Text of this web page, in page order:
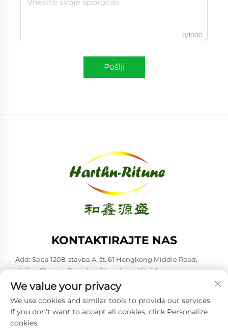
0/1000
Pošlji
KONTAKTIRAJTE NAS
Add: Soba 1208, stavba A, št. 61 Hongkong Middle Road,
občina Shinan, Qingdao, Shandong, Kitajska
Tel:+86-53285879528
E-pošta:[email protected]
We value your privacy
We use cookies and similar tools to provide our services.
If you don't want to accept all cookies, click Personalize
cookies.